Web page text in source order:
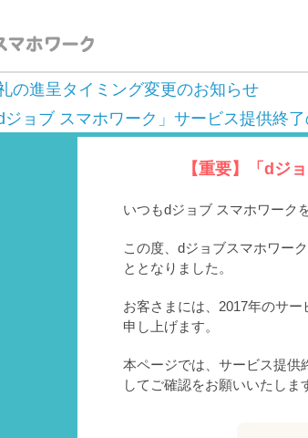
の進呈タイミング変更のお知らせ
ジョブ スマホワーク」サービス提供終
【重要】「dジ
いつもdジョブ スマホワーク
この度、dジョブスマホワー
ととなりました。
お客さまには、2017年のサ
申し上げます。
本ページでは、サービス提供
してご確認をお願いいたしま